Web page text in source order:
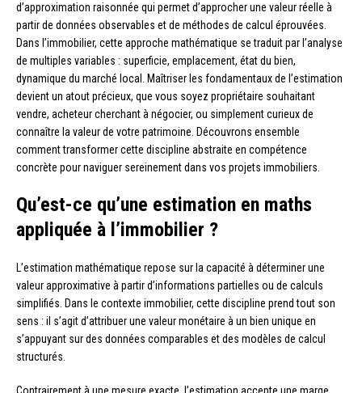
d’approximation raisonnée qui permet d’approcher une valeur réelle à
partir de données observables et de méthodes de calcul éprouvées.
Dans l’immobilier, cette approche mathématique se traduit par l’analyse
de multiples variables : superficie, emplacement, état du bien,
dynamique du marché local. Maîtriser les fondamentaux de l’estimation
devient un atout précieux, que vous soyez propriétaire souhaitant
vendre, acheteur cherchant à négocier, ou simplement curieux de
connaître la valeur de votre patrimoine. Découvrons ensemble
comment transformer cette discipline abstraite en compétence
concrète pour naviguer sereinement dans vos projets immobiliers.
Qu’est-ce qu’une estimation en maths
appliquée à l’immobilier ?
L’estimation mathématique repose sur la capacité à déterminer une
valeur approximative à partir d’informations partielles ou de calculs
simplifiés. Dans le contexte immobilier, cette discipline prend tout son
sens : il s’agit d’attribuer une valeur monétaire à un bien unique en
s’appuyant sur des données comparables et des modèles de calcul
structurés.